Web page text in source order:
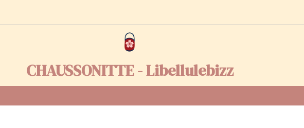
CHAUSSONITTE - Libellulebizz